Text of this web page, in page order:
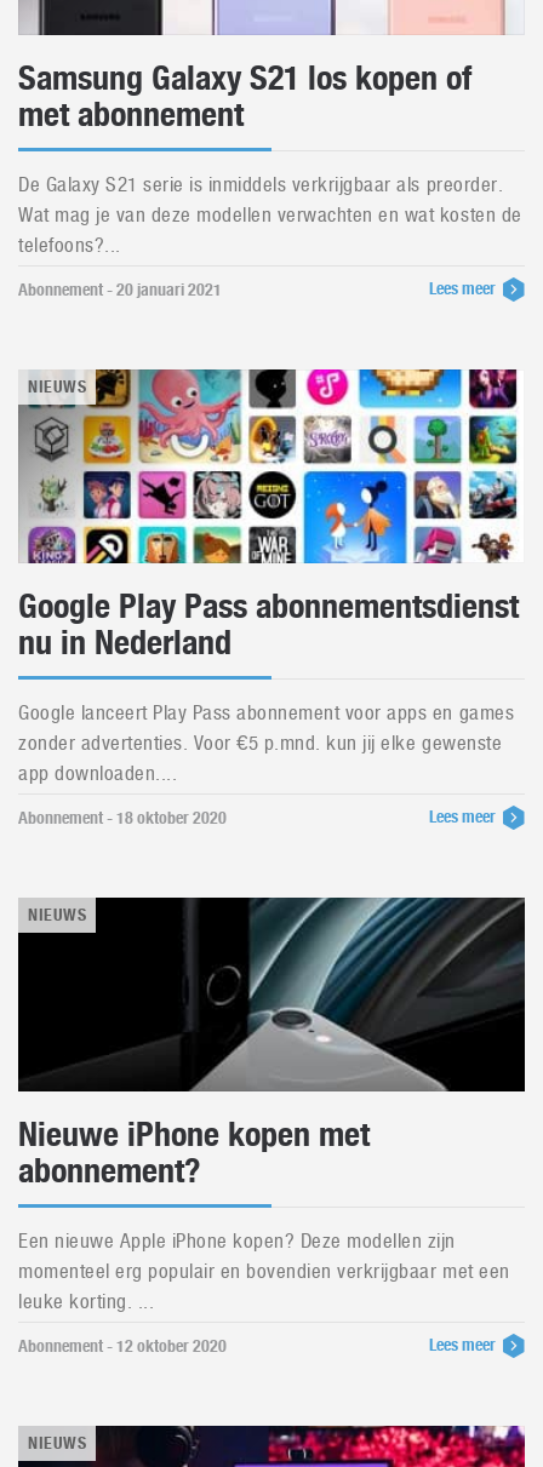
Samsung Galaxy S21 los kopen of
met abonnement
De Galaxy S21 serie is inmiddels verkrijgbaar als preorder.
Wat mag je van deze modellen verwachten en wat kosten de
telefoons?...
Abonnement - 20 januari 2021 Lees meer
NIEUWS
Google Play Pass abonnementsdienst
nu in Nederland
Google lanceert Play Pass abonnement voor apps en games
zonder advertenties. Voor €5 p.mnd. kun jij elke gewenste
app downloaden....
Abonnement - 18 oktober 2020 Lees meer
NIEUWS
Nieuwe iPhone kopen met
abonnement?
Een nieuwe Apple iPhone kopen? Deze modellen zijn
momenteel erg populair en bovendien verkrijgbaar met een
leuke korting. ...
Abonnement - 12 oktober 2020 Lees meer
NIEUWS